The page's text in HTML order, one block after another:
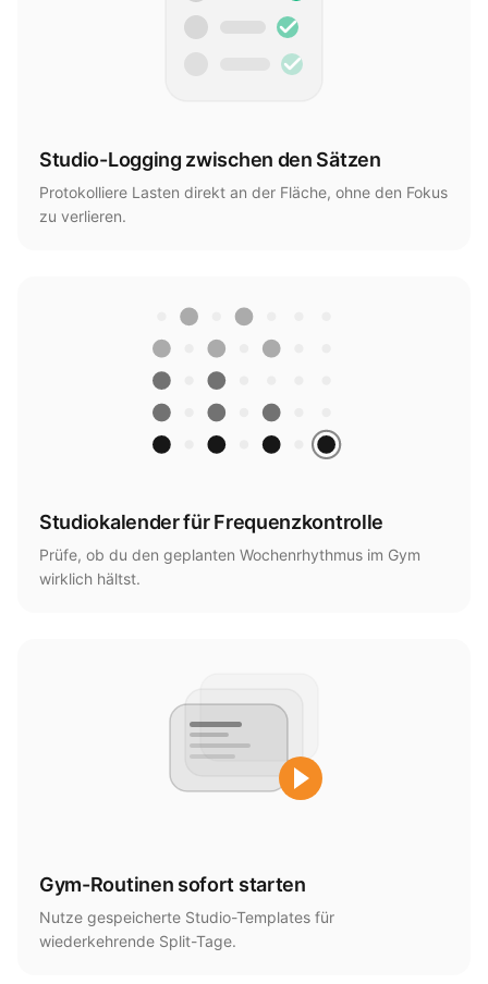
Studio-Logging zwischen den Sätzen
Protokolliere Lasten direkt an der Fläche, ohne den Fokus
zu verlieren.
Studiokalender für Frequenzkontrolle
Prüfe, ob du den geplanten Wochenrhythmus im Gym
wirklich hältst.
Gym-Routinen sofort starten
Nutze gespeicherte Studio-Templates für
wiederkehrende Split-Tage.